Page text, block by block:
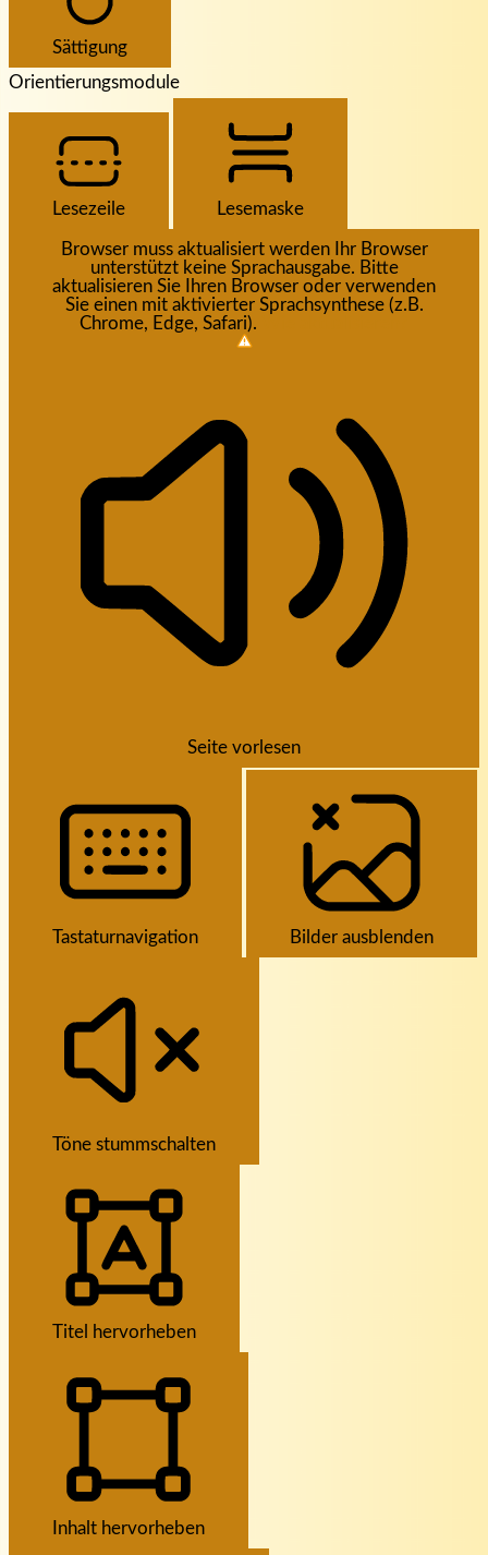
Sättigung
Orientierungsmodule
Lesezeile Lesemaske
Browser muss aktualisiert werden
Ihr Browser
unterstützt keine Sprachausgabe. Bitte
aktualisieren Sie Ihren Browser oder verwenden
Sie einen mit aktivierter Sprachsynthese (z.B.
Chrome, Edge, Safari).
Seite vorlesen
Tastaturnavigation Bilder ausblenden
Töne stummschalten
Titel hervorheben
Inhalt hervorheben